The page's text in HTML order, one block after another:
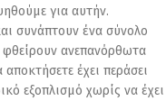
για αυτήν.
συνάπτουν ένα σύνολο
φθείρουν ανεπανόρθωτα
έχει περάσει
εξοπλισμό χωρίς να έχει